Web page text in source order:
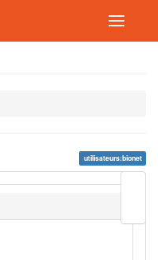
utilisateurs:bionet
page